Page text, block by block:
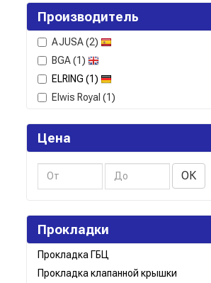
Производитель
AJUSA(2)
BGA(1)
ELRING (1)
Elwis Royal (1)
Цена
ОК
Прокладки
Прокладка ГБЦ
Прокладка клапанной крышки